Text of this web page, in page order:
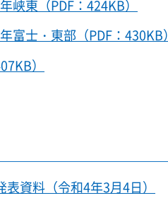
峡東（PDF：424KB）
富士・東部（PDF：430KB）
）
資料（令和4年3月4日）